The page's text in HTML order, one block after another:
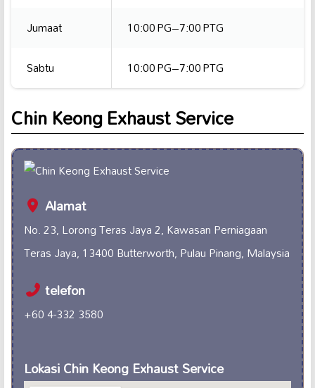
Jumaat
10:00 PG–7:00 PTG
Sabtu
10:00 PG–7:00 PTG
Chin Keong Exhaust Service
Alamat
No. 23, Lorong Teras Jaya 2, Kawasan Perniagaan
Teras Jaya, 13400 Butterworth, Pulau Pinang, Malaysia
telefon
+60 4-332 3580
Lokasi Chin Keong Exhaust Service